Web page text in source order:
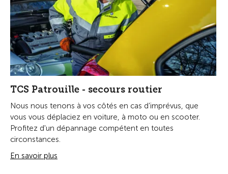
TCS Patrouille - secours routier
Nous nous tenons à vos côtés en cas d’imprévus, que
vous vous déplaciez en voiture, à moto ou en scooter.
Profitez d'un dépannage compétent en toutes
circonstances.
En savoir plus